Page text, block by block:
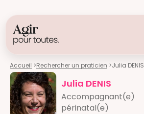
Accueil >Rechercher un praticien >Julia DENIS
Julia DENIS
Accompagnant(e)
périnatal(e)